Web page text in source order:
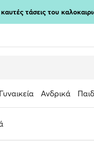
καυτές τάσεις του
Γυναικεία Ανδρικά